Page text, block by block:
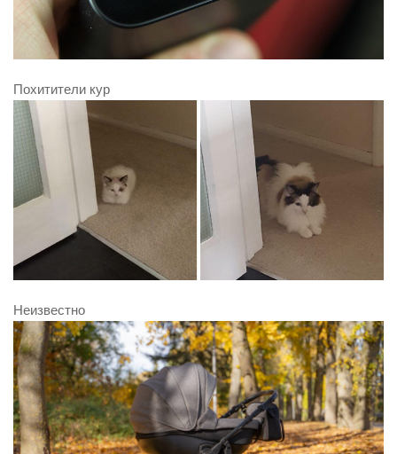
Похитители кур
Неизвестно